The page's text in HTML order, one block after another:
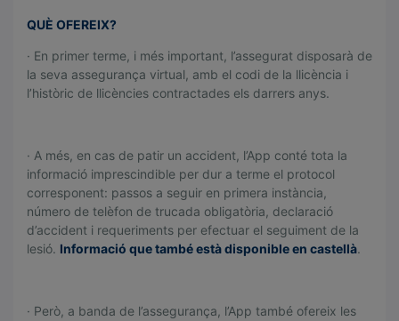
QUÈ OFEREIX?
· En primer terme, i més important, l’assegurat disposarà de
la seva assegurança virtual, amb el codi de la llicència i
l’històric de llicències contractades els darrers anys.
· A més, en cas de patir un accident, l’App conté tota la
informació imprescindible per dur a terme el protocol
corresponent: passos a seguir en primera instància,
número de telèfon de trucada obligatòria, declaració
d’accident i requeriments per efectuar el seguiment de la
lesió. Informació que també està disponible en castellà.
· Però, a banda de l’assegurança, l’App també ofereix les